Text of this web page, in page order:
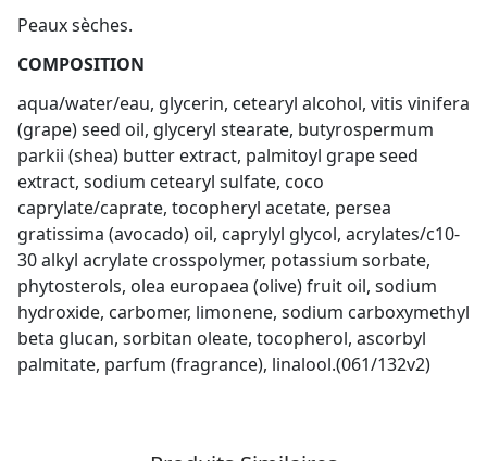
Peaux sèches.
COMPOSITION
aqua/water/eau, glycerin, cetearyl alcohol, vitis vinifera
(grape) seed oil, glyceryl stearate, butyrospermum
parkii (shea) butter extract, palmitoyl grape seed
extract, sodium cetearyl sulfate, coco
caprylate/caprate, tocopheryl acetate, persea
gratissima (avocado) oil, caprylyl glycol, acrylates/c10-
30 alkyl acrylate crosspolymer, potassium sorbate,
phytosterols, olea europaea (olive) fruit oil, sodium
hydroxide, carbomer, limonene, sodium carboxymethyl
beta glucan, sorbitan oleate, tocopherol, ascorbyl
palmitate, parfum (fragrance), linalool.(061/132v2)